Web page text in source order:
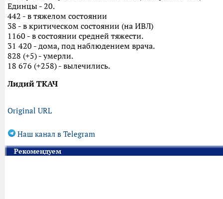
Единцы - 20.
442 - в тяжелом состоянии
38 - в критическом состоянии (на ИВЛ)
1160 - в состоянии средней тяжести.
31 420 - дома, под наблюдением врача.
828 (+5) - умерли.
18 676 (+258) - вылечились.
Лидий ТКАЧ
Original URL
Наш канал в Telegram
Рекомендуем